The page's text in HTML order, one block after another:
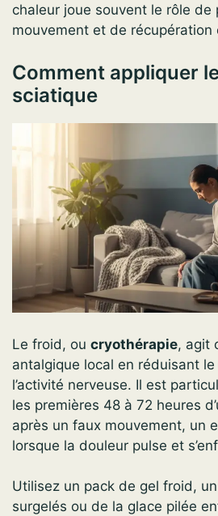
chaleur joue souvent le rôle de
mouvement et de récupération
Comment appliquer
sciatique
Le froid, ou cryothérapie, agit
antalgique local en réduisant
l’activité nerveuse. Il est
les premières 48 à 72 heures
après un faux mouvement, un
lorsque la douleur pulse et
Utilisez un pack de gel froid,
surgelés ou de la glace pilée